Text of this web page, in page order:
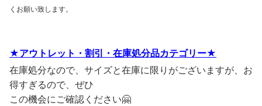
くお願い致します。
★アウトレット・割引・在庫処分品カテゴリー★
在庫処分なので、サイズと在庫に限りがございますが、お
得すぎるので、ぜひ
この機会にご確認ください🤗